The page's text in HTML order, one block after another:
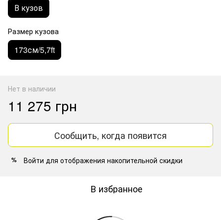
В кузов
Размер кузова
173см/5,7ft
Нет в наличии
11 275 грн
Сообщить, когда появится
% Войти для отображения накопительной скидки
В избранное